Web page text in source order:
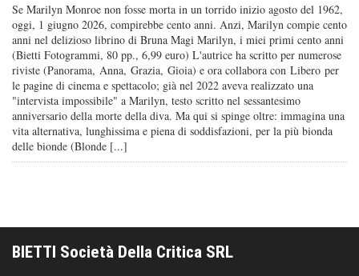
Se Marilyn Monroe non fosse morta in un torrido inizio agosto del 1962,
oggi, 1 giugno 2026, compirebbe cento anni. Anzi, Marilyn compie cento
anni nel delizioso librino di Bruna Magi Marilyn, i miei primi cento anni
(Bietti Fotogrammi, 80 pp., 6,99 euro) L'autrice ha scritto per numerose
riviste (Panorama, Anna, Grazia, Gioia) e ora collabora con Libero per
le pagine di cinema e spettacolo; già nel 2022 aveva realizzato una
"intervista impossibile" a Marilyn, testo scritto nel sessantesimo
anniversario della morte della diva. Ma qui si spinge oltre: immagina una
vita alternativa, lunghissima e piena di soddisfazioni, per la più bionda
delle bionde (Blonde [...]
BIETTI Società Della Critica SRL